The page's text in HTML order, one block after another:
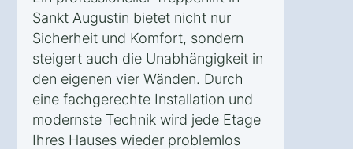
Sankt Augustin bietet nicht nur
Sicherheit und Komfort, sondern
steigert auch die Unabhängigkeit in
den eigenen vier Wänden. Durch
eine fachgerechte Installation und
modernste Technik wird jede Etage
Ihres Hauses wieder problemlos